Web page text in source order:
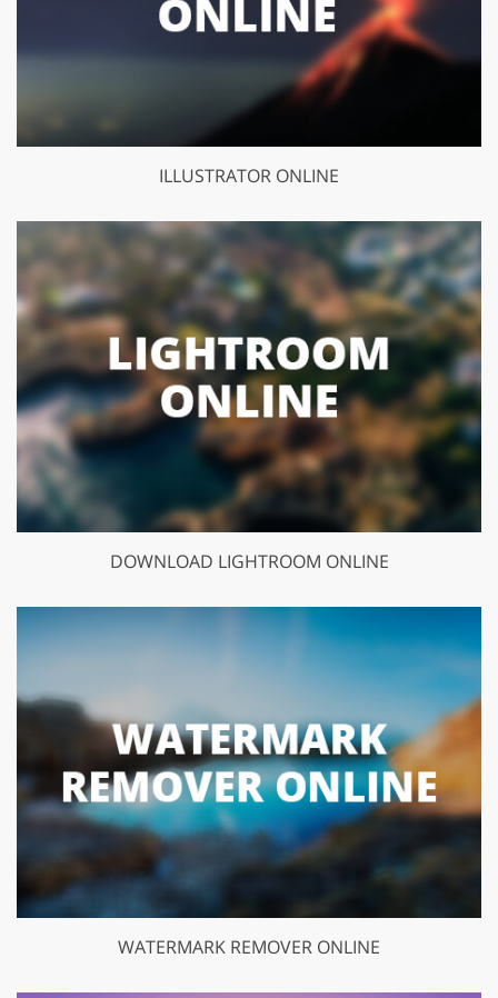
ILLUSTRATOR ONLINE
DOWNLOAD LIGHTROOM ONLINE
WATERMARK REMOVER ONLINE